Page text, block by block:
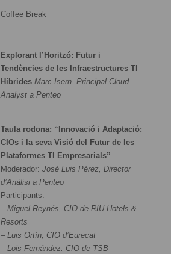
Coffee Break
Explorant l’Horitzó: Futur i
Tendències de les Infraestructures TI
Híbrides Marc Isern. Principal Cloud
Analyst a Penteo
Taula rodona: “Innovació i Adaptació:
CIOs i la seva Visió del Futur de les
Plataformes TI Empresarials”
Moderador: José Luis Pérez, Director
d’Anàlisi a Penteo
Participants:
– Miguel Reynés, CIO de RIU Hotels &
Resorts
– Luis Ortín, CIO d’Eurecat
– Lois Fernández. CIO de TSB